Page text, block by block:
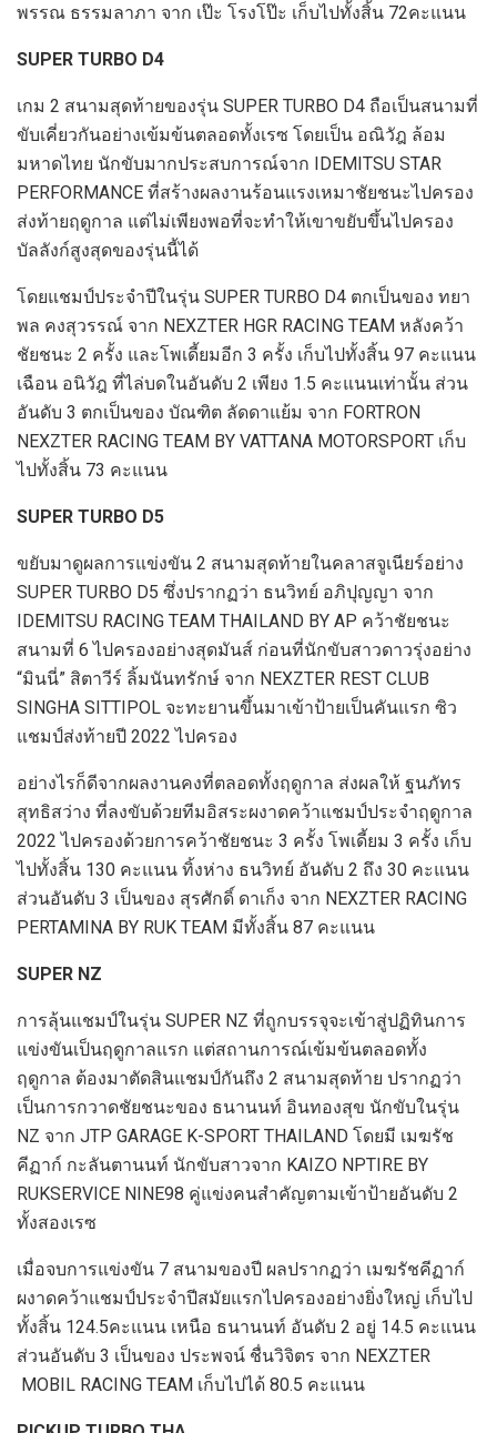
พรรณ ธรรมลาภา จาก เป๊ะ โรงโป๊ะ เก็บไปทั้งสิ้น 72คะแนน
SUPER TURBO D4
เกม 2 สนามสุดท้ายของรุ่น SUPER TURBO D4 ถือเป็นสนามที่
ขับเคี่ยวกันอย่างเข้มข้นตลอดทั้งเรซ โดยเป็น อณิวัฎ ล้อม
มหาดไทย นักขับมากประสบการณ์จาก IDEMITSU STAR
PERFORMANCE ที่สร้างผลงานร้อนแรงเหมาชัยชนะไปครอง
ส่งท้ายฤดูกาล แต่ไม่เพียงพอที่จะทำให้เขาขยับขึ้นไปครอง
บัลลังก์สูงสุดของรุ่นนี้ได้
โดยแชมป์ประจำปีในรุ่น SUPER TURBO D4 ตกเป็นของ ทยา
พล คงสุวรรณ์ จาก NEXZTER HGR RACING TEAM หลังคว้า
ชัยชนะ 2 ครั้ง และโพเดี้ยมอีก 3 ครั้ง เก็บไปทั้งสิ้น 97 คะแนน
เฉือน อนิวัฎ ที่ไล่บดในอันดับ 2 เพียง 1.5 คะแนนเท่านั้น ส่วน
อันดับ 3 ตกเป็นของ บัณฑิต ลัดดาแย้ม จาก FORTRON
NEXZTER RACING TEAM BY VATTANA MOTORSPORT เก็บ
ไปทั้งสิ้น 73 คะแนน
SUPER TURBO D5
ขยับมาดูผลการแข่งขัน 2 สนามสุดท้ายในคลาสจูเนียร์อย่าง
SUPER TURBO D5 ซึ่งปรากฏว่า ธนวิทย์ อภิปุญญา จาก
IDEMITSU RACING TEAM THAILAND BY AP คว้าชัยชนะ
สนามที่ 6 ไปครองอย่างสุดมันส์ ก่อนที่นักขับสาวดาวรุ่งอย่าง
“มินนี่” สิตาวีร์ ลิ้มนันทรักษ์ จาก NEXZTER REST CLUB
SINGHA SITTIPOL จะทะยานขึ้นมาเข้าป้ายเป็นคันแรก ซิว
แชมป์ส่งท้ายปี 2022 ไปครอง
อย่างไรก็ดีจากผลงานคงที่ตลอดทั้งฤดูกาล ส่งผลให้ ฐนภัทร
สุทธิสว่าง ที่ลงขับด้วยทีมอิสระผงาดคว้าแชมป์ประจำฤดูกาล
2022 ไปครองด้วยการคว้าชัยชนะ 3 ครั้ง โพเดี้ยม 3 ครั้ง เก็บ
ไปทั้งสิ้น 130 คะแนน ทิ้งห่าง ธนวิทย์ อันดับ 2 ถึง 30 คะแนน
ส่วนอันดับ 3 เป็นของ สุรศักดิ์ ดาเก็ง จาก NEXZTER RACING
PERTAMINA BY RUK TEAM มีทั้งสิ้น 87 คะแนน
SUPER NZ
การลุ้นแชมป์ในรุ่น SUPER NZ ที่ถูกบรรจจะเข้าสู่ปฏิทินการ
แข่งขันเป็นฤดูกาลแรก แต่สถานการณ์เข้มข้นตลอดทั้ง
ฤดูกาล ต้องมาตัดสินแชมป์กันถึง 2 สนามสุดท้าย ปรากฏว่า
เป็นการกวาดชัยชนะของ ธนานนท์ อินทองสุข นักขับในรุ่น
NZ จาก JTP GARAGE K-SPORT THAILAND โดยมี เมฆรัช
คีฏาก์ กะลันตานนท์ นักขับสาวจาก KAIZO NPTIRE BY
RUKSERVICE NINE98 คู่แข่งคนสำคัญตามเข้าป้ายอันดับ 2
ทั้งสองเรซ
เมื่อจบการแข่งขัน 7 สนามของปี ผลปรากฏว่า เมฆรัชคีฏาก์
ผงาดคว้าแชมป์ประจำปีสมัยแรกไปครองอย่างยิ่งใหญ่ เก็บไป
ทั้งสิ้น 124.5คะแนน เหนือ ธนานนท์ อันดับ 2 อยู่ 14.5 คะแนน
ส่วนอันดับ 3 เป็นของ ประพจน์ ชื่นวิจิตร จาก NEXZTER
MOBIL RACING TEAM เก็บไปได้ 80.5 คะแนน